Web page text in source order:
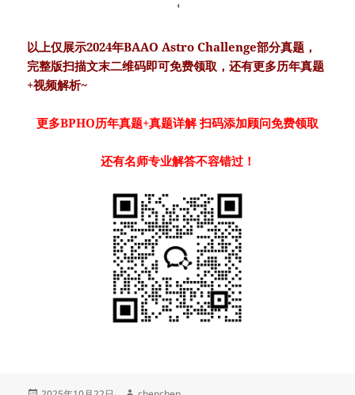
以上仅展示2024年BAAO Astro Challenge部分真题，
完整版扫描文末二维码即可免费领取，还有更多历年真题
+视频解析~
更多BPHO历年真题+真题详解 扫码添加顾问免费领取
还有名师专业解答不容错过！